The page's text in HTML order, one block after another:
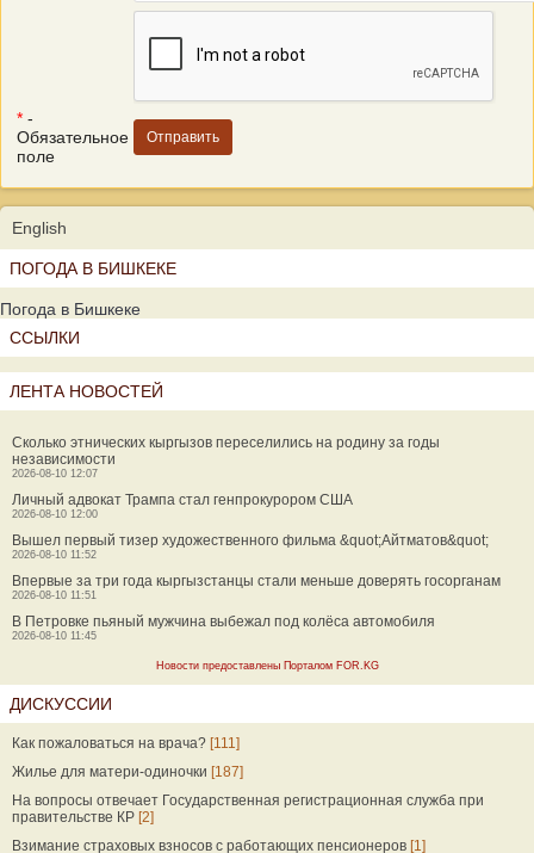
* -
Обязательное
поле
English
ПОГОДА В БИШКЕКЕ
Погода в Бишкеке
ССЫЛКИ
ЛЕНТА НОВОСТЕЙ
Сколько этнических кыргызов переселились на родину за годы
независимости
2026-08-10 12:07
Личный адвокат Трампа стал генпрокурором США
2026-08-10 12:00
Вышел первый тизер художественного фильма &quot;Айтматов&quot;
2026-08-10 11:52
Впервые за три года кыргызстанцы стали меньше доверять госорганам
2026-08-10 11:51
В Петровке пьяный мужчина выбежал под колёса автомобиля
2026-08-10 11:45
Новости предоставлены Порталом FOR.KG
ДИСКУССИИ
Как пожаловаться на врача? [111]
Жилье для матери-одиночки [187]
На вопросы отвечает Государственная регистрационная служба при
правительстве КР [2]
Взимание страховых взносов с работающих пенсионеров [1]